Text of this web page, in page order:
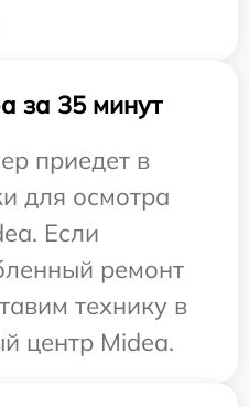
за 35 минут
приедет в
для осмотра
Если
ремонт
технику в
центр Midea.